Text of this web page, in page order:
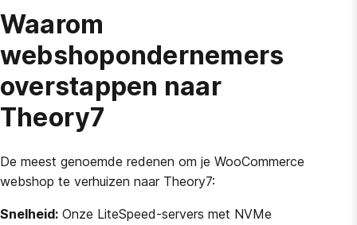
Waarom
webshopondernemers
overstappen naar
Theory7
De meest genoemde redenen om je WooCommerce
webshop te verhuizen naar Theory7:
Snelheid: Onze LiteSpeed-servers met NVMe